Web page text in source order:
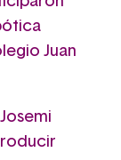
Juan